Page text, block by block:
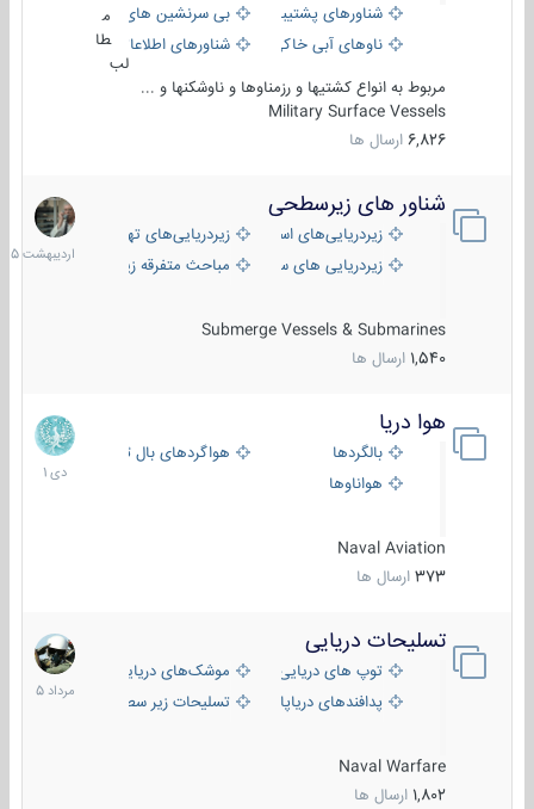
شناورهای پشتیبانی
بی سرنشین های دریایی
ناوهای آبی خاکی و نیروبرشناورهای اطلاعاتی و جاسوسی
طا
لب
مربوط به انواع کشتیها و رزمناوها و ناوشکنها و ...
Military Surface Vessels
6,826 ارسال ها
شناور های زیرسطحی
زیردریایی‌های استراتژیکزیردریایی‌های تهاجمی
زیردریایی های سبک
مباحث متفرقه زیرسطحی
Submerge Vessels & Submarines
1,540 ارسال ها
31
1405
هوا دریا
بالگردها
هواگردهای بال ثابت
هواناوها
Naval Aviation
373 ارسال ها
12
دی
1401
تسلیحات دریایی
توپ های دریایی
موشک‌های دریایی
پدافندهای دریاپایه
تسلیحات زیر سطحی
Naval Warfare
1,802 ارسال ها
2
مرداد
1405